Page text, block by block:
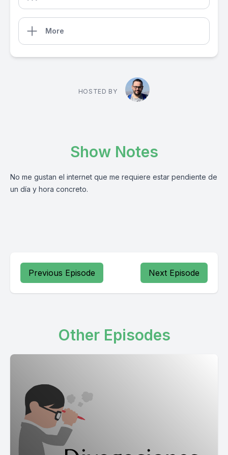
More
HOSTED BY
Show Notes
No me gustan el internet que me requiere estar pendiente de
un día y hora concreto.
Previous Episode Next Episode
Other Episodes